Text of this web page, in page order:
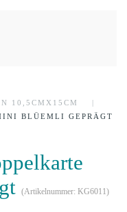
10,5CMX15CM
BLÜEMLI GEPRÄGT
(Artikelnummer: KG6011)